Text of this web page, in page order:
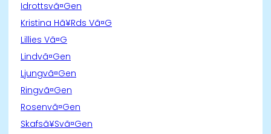
Idrottsvã¤Gen
Kristina Hã¥Rds Vã¤G
Lillies Vã¤G
Lindvã¤Gen
Ljungvã¤Gen
Ringvã¤Gen
Rosenvã¤Gen
Skafsã¥Svã¤Gen